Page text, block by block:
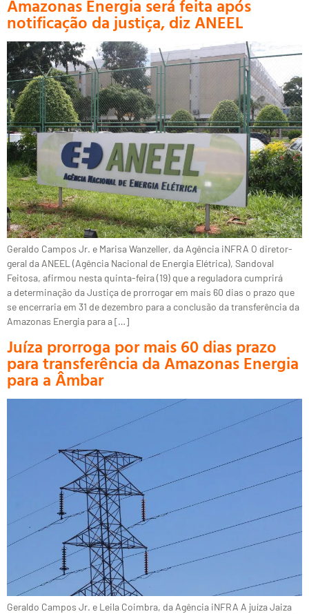
Amazonas Energia será feita após
notificação da justiça, diz ANEEL
Geraldo Campos Jr. e Marisa Wanzeller, da Agência iNFRA O diretor-
geral da ANEEL (Agência Nacional de Energia Elétrica), Sandoval
Feitosa, afirmou nesta quinta-feira (19) que a reguladora cumprirá
a determinação da Justiça de prorrogar em mais 60 dias o prazo que
se encerraria em 31 de dezembro para a conclusão da transferência da
Amazonas Energia para a […]
Juíza prorroga por mais 60 dias prazo
para transferência da Amazonas Energia
para a Âmbar
Geraldo Campos Jr. e Leila Coimbra, da Agência iNFRA A juíza Jaiza